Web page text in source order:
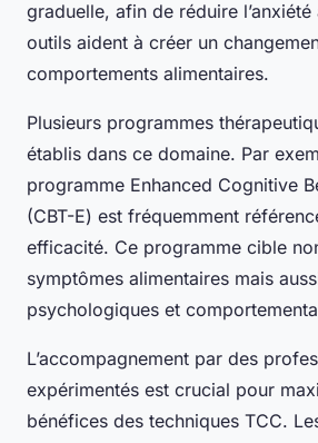
graduelle, afin de réduire
outils aident à créer un
comportements alimentaires.
Plusieurs programmes
établis dans ce domaine. Par
programme Enhanced Cognitive
(CBT-E) est fréquemment
efficacité. Ce programme cible
symptômes alimentaires mais
psychologiques et
L’accompagnement par des
expérimentés est crucial pour
bénéfices des techniques TCC.